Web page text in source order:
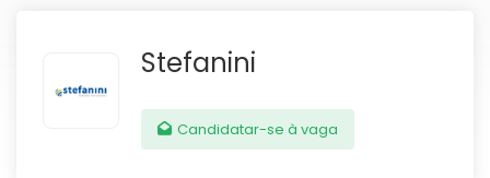
Stefanini
Candidatar-se à vaga